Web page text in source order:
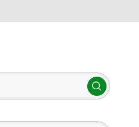
Hae